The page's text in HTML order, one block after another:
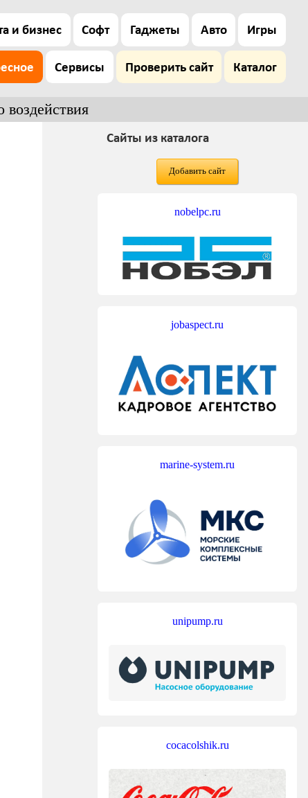
и бизнес Софт Гаджеты Авто Игры
Сервисы Проверить сайт Каталог
Сайты из каталога
Добавить сайт
nobelpc.ru
jobaspect.ru
marine-system.ru
unipump.ru
cocacolshik.ru